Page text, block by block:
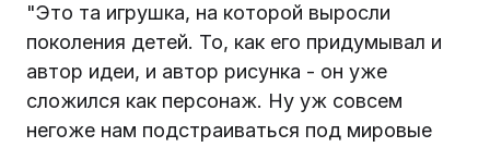
"Это та игрушка, на которой выросли
поколения детей. То, как его придумывал и
автор идеи, и автор рисунка - он уже
сложился как персонаж. Ну уж совсем
негоже нам подстраиваться под мировые